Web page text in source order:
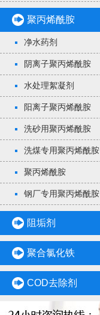
聚丙烯酰胺
净水药剂
阴离子聚丙烯酰胺
水处理絮凝剂
阳离子聚丙烯酰胺
洗砂用聚丙烯酰胺
洗煤专用聚丙烯酰胺
聚丙烯酰胺
钢厂专用聚丙烯酰胺
阻垢剂
聚合氯化铁
COD去除剂